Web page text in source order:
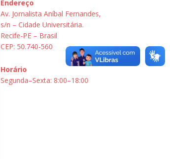
Endereço
Av. Jornalista Aníbal Fernandes,
s/n – Cidade Universitária.
Recife-PE – Brasil
CEP: 50.740-560
Horário
Segunda–Sexta: 8:00–18:00